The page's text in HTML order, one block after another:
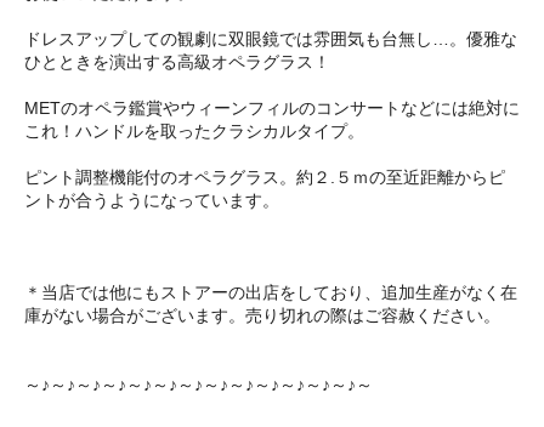
ドレスアップしての観劇に双眼鏡では雰囲気も台無し…。優雅な
ひとときを演出する高級オペラグラス！
METのオペラ鑑賞やウィーンフィルのコンサートなどには絶対に
これ！ハンドルを取ったクラシカルタイプ。
ピント調整機能付のオペラグラス。約２.５ｍの至近距離からピ
ントが合うようになっています。
＊当店では他にもストアーの出店をしており、追加生産がなく在
庫がない場合がございます。売り切れの際はご容赦ください。
～♪～♪～♪～♪～♪～♪～♪～♪～♪～♪～♪～♪～♪～